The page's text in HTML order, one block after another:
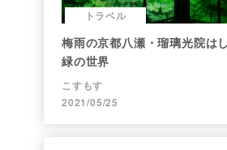
トラベル
梅雨の京都八瀬・瑠璃光院は
緑の世界
こすもす
2021/05/25